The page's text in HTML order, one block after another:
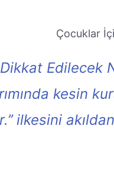
Çocuklar
kesin
ilkesini